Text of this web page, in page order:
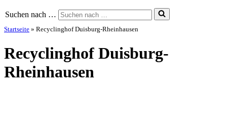
Suchen nach …
Startseite » Recyclinghof Duisburg-Rheinhausen
Recyclinghof Duisburg-
Rheinhausen